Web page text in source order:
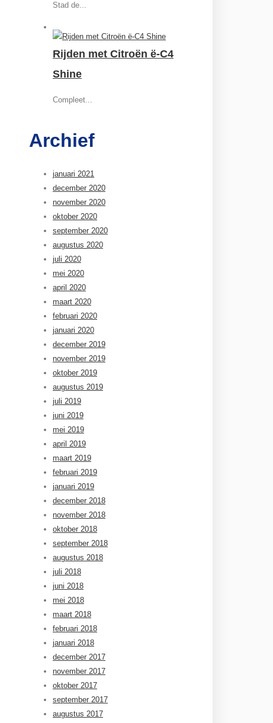
Stad de...
Rijden met Citroën ë-C4
Shine
Compleet...
Archief
januari 2021
december 2020
november 2020
oktober 2020
september 2020
augustus 2020
juli 2020
mei 2020
april 2020
maart 2020
februari 2020
januari 2020
december 2019
november 2019
oktober 2019
augustus 2019
juli 2019
juni 2019
mei 2019
april 2019
maart 2019
februari 2019
januari 2019
december 2018
november 2018
oktober 2018
september 2018
augustus 2018
juli 2018
juni 2018
mei 2018
maart 2018
februari 2018
januari 2018
december 2017
november 2017
oktober 2017
september 2017
augustus 2017